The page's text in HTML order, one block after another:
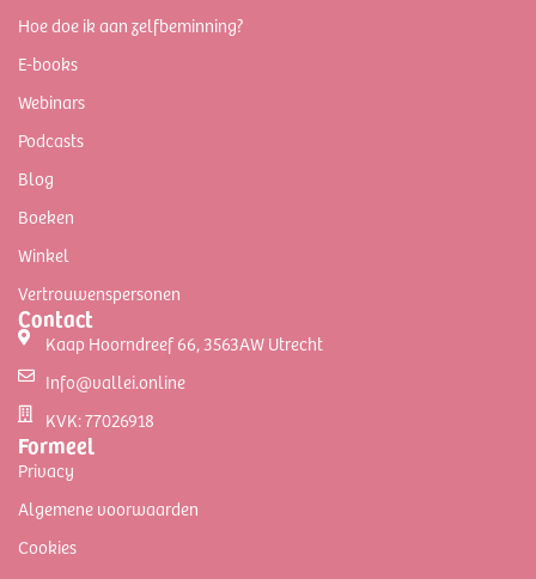
Hoe doe ik aan zelfbeminning?
E-books
Webinars
Podcasts
Blog
Boeken
Winkel
Vertrouwenspersonen
Contact
Kaap Hoorndreef 66, 3563AW Utrecht
Info@vallei.online
KVK: 77026918
Formeel
Privacy
Algemene voorwaarden
Cookies